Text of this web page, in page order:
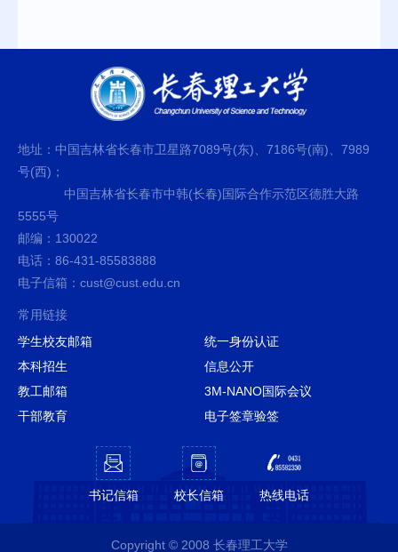
地址：中国吉林省长春市卫星路7089号(东)、7186号(南)、7989
号(西)；
中国吉林省长春市中韩(长春)国际合作示范区德胜大路
5555号
邮编：130022
电话：86-431-85583888
电子信箱：cust@cust.edu.cn
常用链接
学生校友邮箱
统一身份认证
本科招生
信息公开
教工邮箱
3M-NANO国际会议
干部教育
电子签章验签
书记信箱 校长信箱 热线电话
Copyright © 2008 长春理工大学